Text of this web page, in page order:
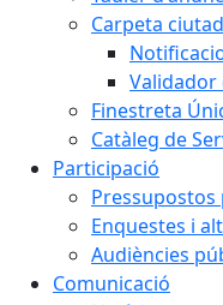
Carpeta
Validador
Finestreta
Catàleg de
Participació
Enquestes i
Audiències
Comunicació